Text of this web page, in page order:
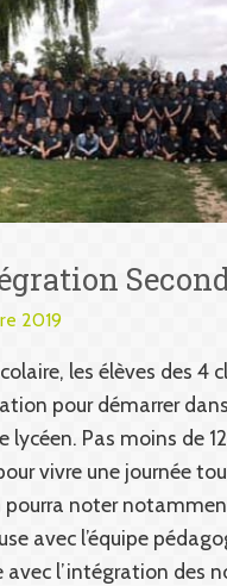
2019
les élèves des 4
pour démarrer
lycéen. Pas moins de
vivre une journée
noter
avec l’équipe
avec l’intégration des